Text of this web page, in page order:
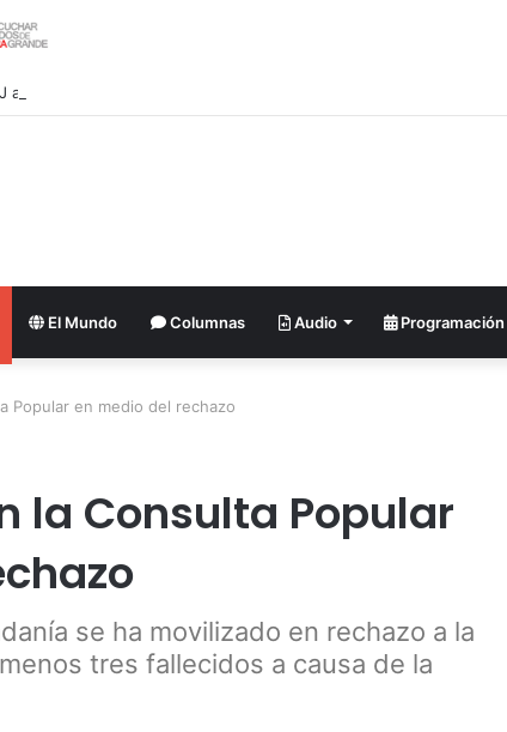
El Mundo Columnas Audio Programación
Popular en medio del rechazo
la Consulta Popular
se ha movilizado en rechazo a la
tres fallecidos a causa de la